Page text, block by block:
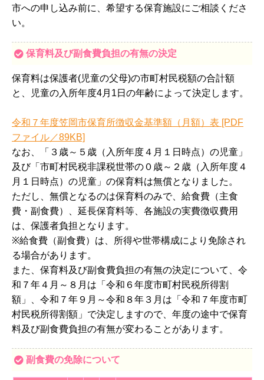
市への申し込み前に、希望する保育施設にご相談くださ
い。
保育料及び副食費負担の有無の決定
保育料は保護者(児童の父母)の市町村民税額の合計額
と、児童の入所年度4月1日の年齢によって決定します。
令和７年度笠岡市保育所徴収金基準額（月額）表 [PDF
ファイル／89KB]
なお、「３歳～５歳（入所年度４月１日時点）の児童」
及び「市町村民税非課税世帯の０歳～２歳（入所年度４
月１日時点）の児童」の保育料は無償となりました。
ただし、無償となるのは保育料のみで、給食費（主食
費・副食費）、延長保育料等、各施設の実費徴収費用
は、保護者負担となります。
※給食費（副食費）は、所得や世帯構成により免除され
る場合があります。
また、保育料及び副食費負担の有無の決定について、令
和７年４月～８月は「令和６年度市町村民税所得割
額」、令和７年９月～令和８年３月は「令和７年度市町
村民税所得割額」で決定しますので、年度の途中で保育
料及び副食費負担の有無が変わることがあります。
副食費の免除について